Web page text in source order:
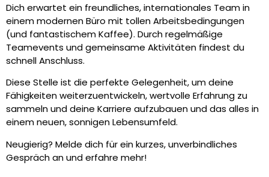
Dich erwartet ein freundliches, internationales Team in
einem modernen Büro mit tollen Arbeitsbedingungen
(und fantastischem Kaffee). Durch regelmäßige
Teamevents und gemeinsame Aktivitäten findest du
schnell Anschluss.
Diese Stelle ist die perfekte Gelegenheit, um deine
Fähigkeiten weiterzuentwickeln, wertvolle Erfahrung zu
sammeln und deine Karriere aufzubauen und das alles in
einem neuen, sonnigen Lebensumfeld.
Neugierig? Melde dich für ein kurzes, unverbindliches
Gespräch an und erfahre mehr!